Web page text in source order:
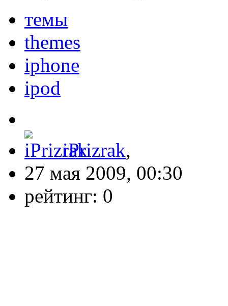
темы
themes
iphone
ipod
iPrizrak,
27 мая 2009, 00:30
рейтинг: 0